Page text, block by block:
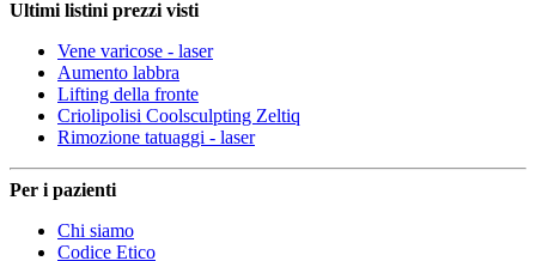
Ultimi listini prezzi visti
Vene varicose - laser
Aumento labbra
Lifting della fronte
Criolipolisi Coolsculpting Zeltiq
Rimozione tatuaggi - laser
Per i pazienti
Chi siamo
Codice Etico